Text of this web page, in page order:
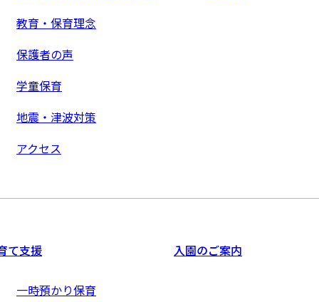
教育・保育理念
保護者の声
学童保育
地震・津波対策
アクセス
て支援
一時預かり保育
入園のご案内